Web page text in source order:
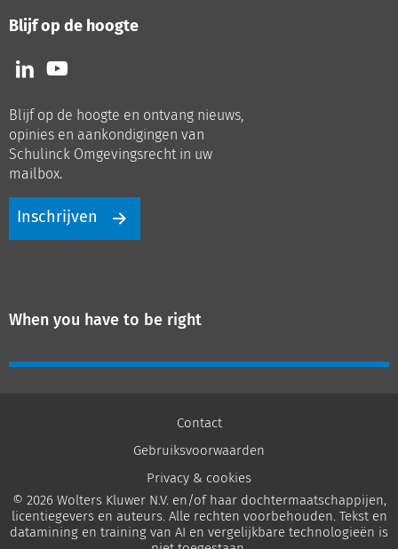
Blijf op de hoogte
Volg
ons
LinkedIn
Volg
ons
Youtube
Blijf op de hoogte en ontvang nieuws,
opinies en aankondigingen van
Schulinck Omgevingsrecht in uw
mailbox.
Inschrijven
When you have to be right
Contact
Gebruiksvoorwaarden
Privacy & cookies
© 2026 Wolters Kluwer N.V. en/of haar dochtermaatschappijen,
licentiegevers en auteurs. Alle rechten voorbehouden. Tekst en
datamining en training van AI en vergelijkbare technologieën is